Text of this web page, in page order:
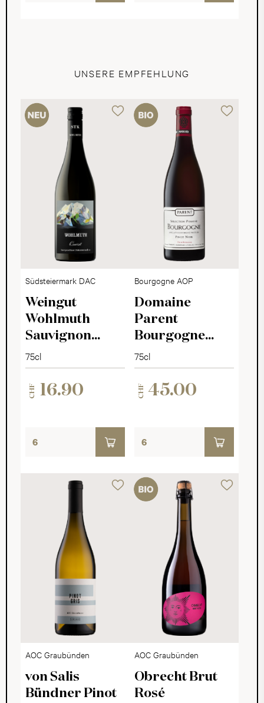
UNSERE EMPFEHLUNG
Südsteiermark DAC
Weingut
Wohlmuth
Sauvignon
Blanc Quarzit
2025
75cl
CHF 16.90
Bourgogne AOP
Domaine
Parent
Bourgogne
Sélection
Pomone 2022
75cl
CHF 45.00
AOC Graubünden
von Salis
Bündner Pinot
AOC Graubünden
Obrecht Brut
Rosé